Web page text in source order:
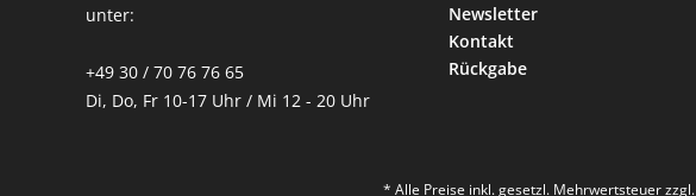
unter:
+49 30 / 70 76 76 65
Di, Do, Fr 10-17 Uhr / Mi 12 - 20 Uhr
Newsletter
Kontakt
Rückgabe
* Alle Preise inkl. gesetzl. Mehrwertsteuer zzgl.